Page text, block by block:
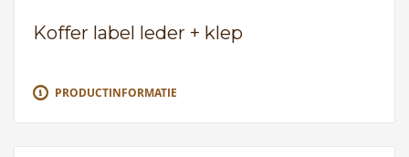
Koffer label leder + klep
PRODUCTINFORMATIE